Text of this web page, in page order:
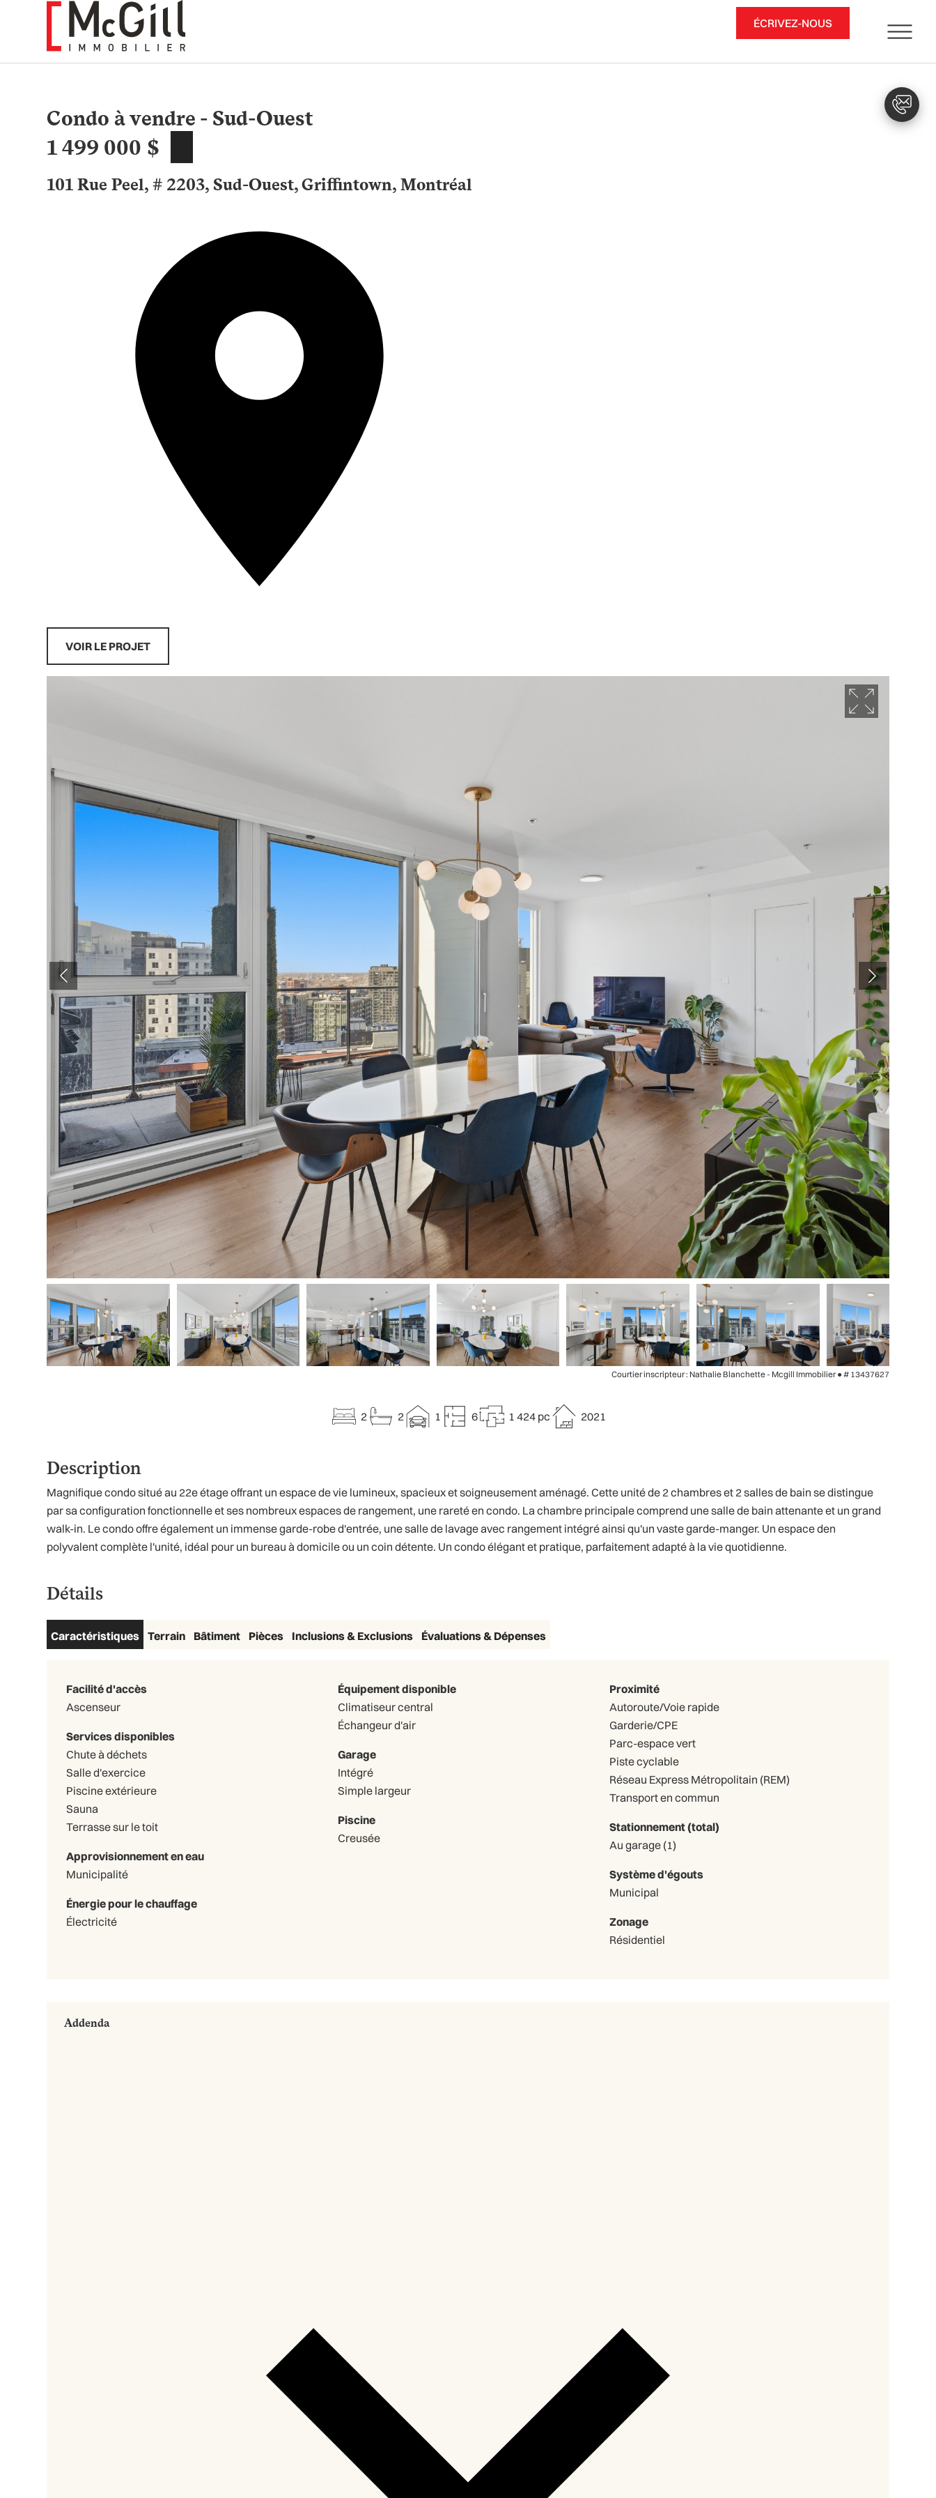
ÉCRIVEZ-NOUS
Condo à vendre - Sud-Ouest
1 499 000 $
101 Rue Peel, # 2203, Sud-Ouest, Griffintown, Montréal
VOIR LE PROJET
Courtier inscripteur : Nathalie Blanchette - Mcgill Immobilier ●# 13437627
2 2 1 6 1 424 pc 2021
Description
Magnifique condo situé au 22e étage offrant un espace de vie lumineux, spacieux et soigneusement aménagé. Cette unité de 2 chambres et 2 salles de bain se distingue
par sa configuration fonctionnelle et ses nombreux espaces de rangement, une rareté en condo. La chambre principale comprend une salle de bain attenante et un grand
walk-in. Le condo offre également un immense garde-robe d'entrée, une salle de lavage avec rangement intégré ainsi qu'un vaste garde-manger. Un espace den
polyvalent complète l'unité, idéal pour un bureau à domicile ou un coin détente. Un condo élégant et pratique, parfaitement adapté à la vie quotidienne.
Détails
Caractéristiques Terrain Bâtiment Pièces Inclusions & Exclusions Évaluations & Dépenses
Facilité d'accès
Ascenseur
Services disponibles
Chute à déchets
Salle d'exercice
Piscine extérieure
Sauna
Terrasse sur le toit
Approvisionnement en eau
Municipalité
Énergie pour le chauffage
Électricité
Équipement disponible
Climatiseur central
Échangeur d'air
Garage
Intégré
Simple largeur
Piscine
Creusée
Proximité
Autoroute/Voie rapide
Garderie/CPE
Parc-espace vert
Piste cyclable
Réseau Express Métropolitain (REM)
Transport en commun
Stationnement (total)
Au garage (1)
Système d'égouts
Municipal
Zonage
Résidentiel
Addenda